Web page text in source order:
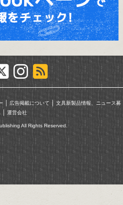
｜ 広告掲載について ｜ 文具新製品情報、ニュース募
｜ 運営会社
All Rights Reserved.